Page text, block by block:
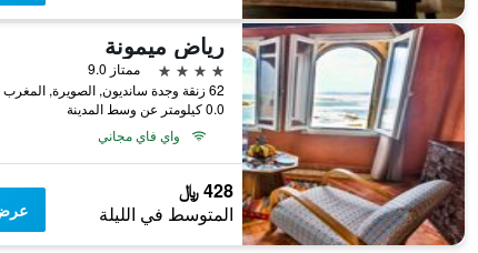
رياض ميمونة
4 نجوم
ممتاز 9.0
62 زنقة وجدة سانديون, الصويرة, المغرب
0.0 كيلومتر عن وسط المدينة
واي فاي مجاني
428 ﷼
المتوسط في الليلة